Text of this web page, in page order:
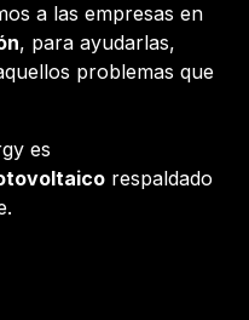
a las empresas en
, para ayudarlas,
problemas que
es
respaldado